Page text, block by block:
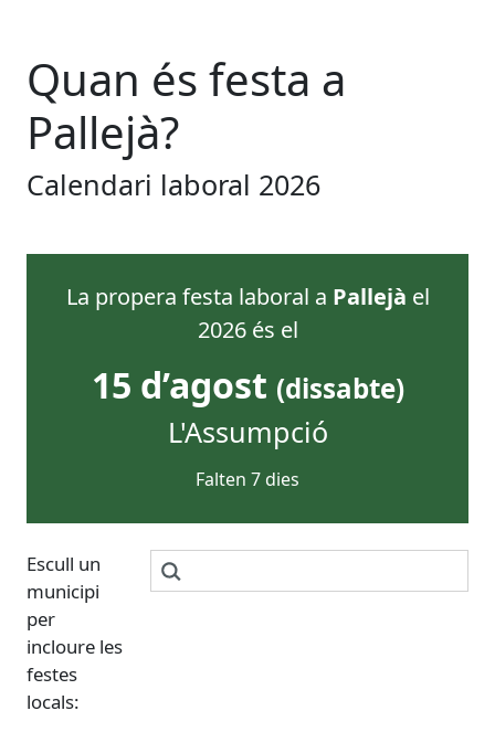
Quan és festa a
Pallejà?
Calendari laboral 2026
La propera festa laboral a Pallejà el
2026és el
15 d’agost (dissabte)
L'Assumpció
Falten 7 dies
Escull un
municipi
per
incloure les
festes
locals: